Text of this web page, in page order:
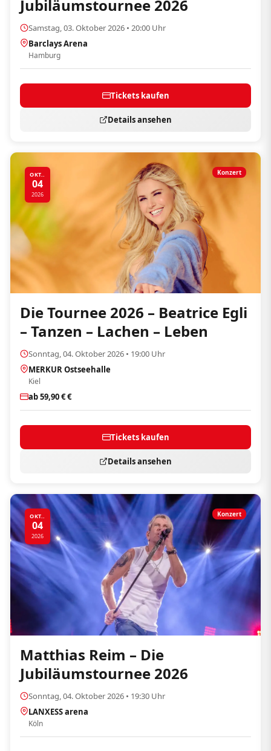
Jubiläumstournee 2026
Samstag, 03. Oktober 2026 • 20:00 Uhr
Barclays Arena
Hamburg
Tickets kaufen
Details ansehen
OKT..
04
2026
Konzert
Die Tournee 2026 – Beatrice Egli
– Tanzen – Lachen – Leben
Sonntag, 04. Oktober 2026 • 19:00 Uhr
MERKUR Ostseehalle
Kiel
ab 59,90 € €
Tickets kaufen
Details ansehen
OKT..
04
2026
Konzert
Matthias Reim – Die
Jubiläumstournee 2026
Sonntag, 04. Oktober 2026 • 19:30 Uhr
LANXESS arena
Köln